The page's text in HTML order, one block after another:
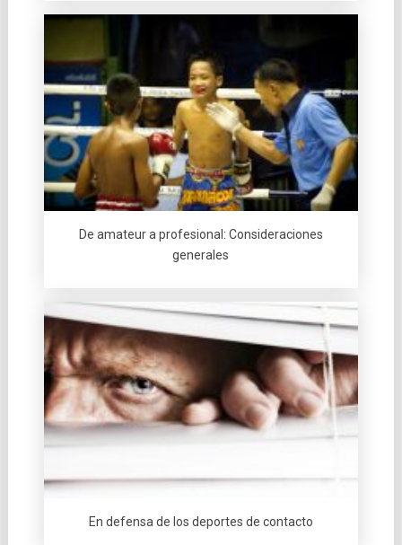
De amateur a profesional: Consideraciones
generales
En defensa de los deportes de contacto